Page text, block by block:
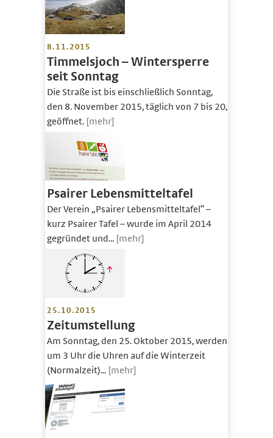
8.11.2015
Timmelsjoch – Wintersperre
seit Sonntag
Die Straße ist bis einschließlich Sonntag,
den 8. November 2015, täglich von 7 bis 20,
geöffnet. [mehr]
Psairer Lebensmitteltafel
Der Verein „Psairer Lebensmitteltafel“ –
kurz Psairer Tafel – wurde im April 2014
gegründet und... [mehr]
25.10.2015
Zeitumstellung
Am Sonntag, den 25. Oktober 2015, werden
um 3 Uhr die Uhren auf die Winterzeit
(Normalzeit)... [mehr]